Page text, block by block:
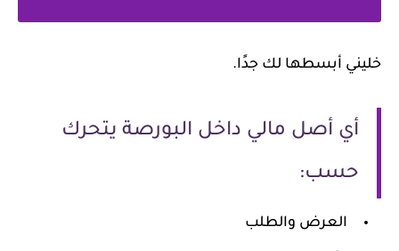
خليني أبسطها لك جدًا.
أي أصل مالي داخل البورصة يتحرك
حسب:
العرض والطلب